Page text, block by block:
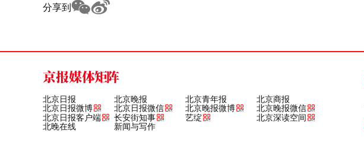
分享到
京报媒体矩阵
北京日报 北京晚报 北京青年报 北京商报
北京日报微博 北京日报微信 北京晚报微博
北京晚报微信
北京日报客户端
长安街知事 艺绽 北京深读空间
北晚在线 新闻与写作